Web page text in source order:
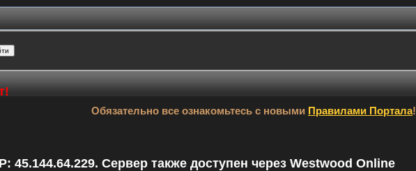
Обязательно все ознакомьтесь с новыми Правилами Портала!
45.144.64.229. Сервер также доступен через Westwood Online